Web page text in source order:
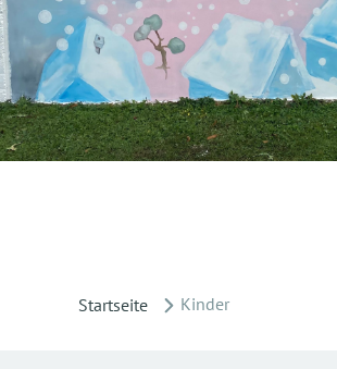
Startseite Kinder